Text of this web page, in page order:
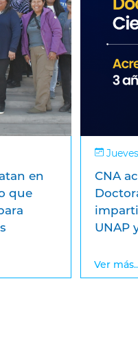
en
que
CNA
UNAP
Ver